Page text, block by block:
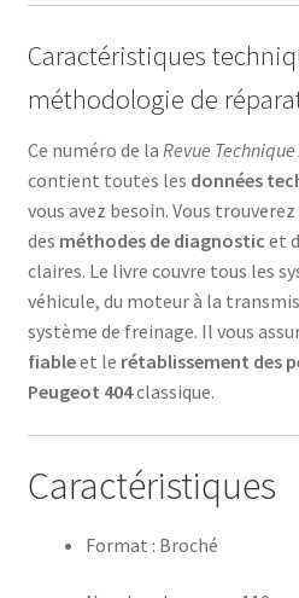
Caractéristiques
méthodologie de
Ce numéro de la Revue
contient toutes les données
vous avez besoin. Vous
des méthodes de diagnostic et
claires. Le livre couvre tous les
véhicule, du moteur à la
système de freinage. Il vous
fiableet le rétablissement des
Peugeot 404classique.
Caractéristiques
Format : Broché